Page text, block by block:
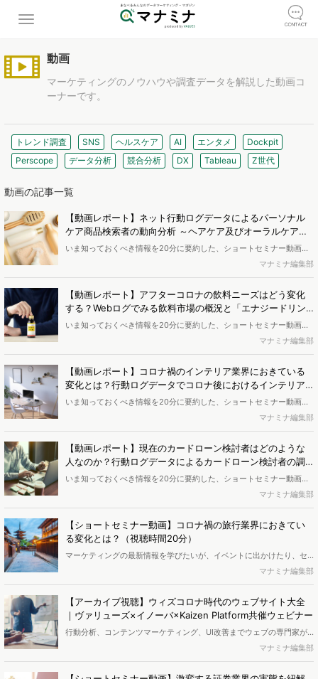
動画
マーケティングのノウハウや調査データを解説した動画コ
ーナーです。
トレンド調査 SNS ヘルスケア AI エンタメ
Dockpit
Perscope
データ分析 競合分析 DX Tableau Z世代
動画の記事一覧
【動画レポート】ネット行動ログデータによるパーソナル
ケア商品検索者の動向分析 ～ヘアケア及びオーラルケアの
消費者調査
いま知っておくべき情報を20分に要約した、ショートセミナー動画に
よるレポートです。業界調査、トレンド、消費者調査など、Web行動
ログ分析によるマーケティング調査を提供するヴァリューズのコンサ
ルタントが、簡潔に解説します。動画はYouTubeでの限定公開となり
ますので、ご都合のいい時間に、ぜひご覧ください。 <br><b>今回の
テーマは「インターネット行動ログデータによるパーソナルケア商品
検索者の動向分析～ヘアケア及びオーラルケアについて情報収集する
ユーザーを理解し、Web上での訴求を考える」です。</b>
マナミナ編集部
【動画レポート】アフターコロナの飲料ニーズはどう変化
する？Webログでみる飲料市場の概況と「エナジードリン
ク」への関心増加を調査
いま知っておくべき情報を20分に要約した、ショートセミナー動画に
よるレポートです。業界調査、トレンド、消費者調査など、Web行動
ログ分析によるマーケティング調査を提供するヴァリューズのコンサ
ルタントが、簡潔に解説します。動画はYouTubeでの限定公開となり
ますので、ご都合のいい時間に、ぜひご覧ください。 <br><b>今回の
テーマは「アフターコロナの飲料ニーズはどう変化する？～緊急事態
宣言から半年。現在のWEBにおける飲料ニーズ」調査です。</b>
マナミナ編集部
【動画レポート】コロナ禍のインテリア業界におきている
変化とは？行動ログデータでコロナ後におけるインテリア
業界を調査
いま知っておくべき情報を20分に要約した、ショートセミナー動画に
よるレポートです。業界調査、トレンド、消費者調査など、Web行動
ログ分析によるマーケティング調査を提供するヴァリューズのコンサ
ルタントが、簡潔に解説します。動画はYouTubeでの限定公開となり
ますので、ご都合のいい時間に、ぜひご覧ください。 <br><b>今回の
テーマは「コロナ禍のインテリア業界におきている変化とは？行動ロ
グデータでコロナ後におけるインテリア業界を調査」です。</b>
マナミナ編集部
【動画レポート】現在のカードローン検討者はどのような
人なのか？行動ログデータによるカードローン検討者の調
査
いま知っておくべき情報を20分に要約した、ショートセミナー動画に
よるレポートです。業界調査、トレンド、消費者調査など、Web行動
ログ分析によるマーケティング調査を提供するヴァリューズのコンサ
ルタントが、簡潔に解説します。動画はYouTubeでの限定公開となり
ますので、ご都合のいい時間に、ぜひご覧ください。 <br><b>今回の
テーマは「現在のカードローン検討者はどのような人なのか？～イン
ターネット行動ログデータによるカードローン検討者の調査」です。
マナミナ編集部
【ショートセミナー動画】コロナ禍の旅行業界におきてい
る変化とは？（視聴時間20分）
マーケティングの最新情報を学びたいが、イベントに出かけたり、セ
ミナーを聴く暇もない…そんな忙しいあなたに、いま知っておくべき情
報を20分に要約した、ショートセミナー動画をご用意しました。業界
調査、トレンド、消費者調査など、Web行動ログ分析によるマーケテ
ィング調査を提供するヴァリューズのコンサルタントが、簡潔に解説
します。動画はYouTubeでの限定公開となりますので、あなたのご都
合のいい時間に、お好きな場所で是非ご覧ください。 <br><b>今回の
テーマは「コロナ禍の旅行業界におきている変化とは？～インターネ
ット行動ログデータによるコロナ後における旅行業界の3つの変化」で
す。</b>
マナミナ編集部
【アーカイブ視聴】ウィズコロナ時代のウェブサイト大全
｜ヴァリューズ×イノーバ×Kaizen Platform共催ウェビナー
行動分析、コンテンツマーケティング、UI改善までウェブの専門家が
大集合。 <br><br>※本セミナーは2020年9月15日に開催されました
が、動画にて視聴頂けます。ご興味を持っていただけましたら、記事
下部のフォームよりお申し込みください。お申し込み後、視聴
マナミナ編集部